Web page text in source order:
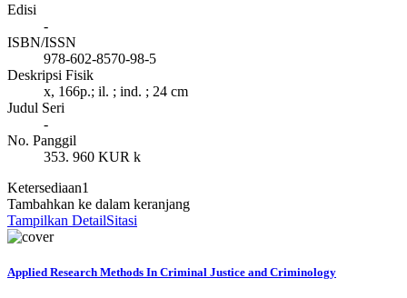
Edisi
-
ISBN/ISSN
978-602-8570-98-5
Deskripsi Fisik
x, 166p.; il. ; ind. ; 24 cm
Judul Seri
-
No. Panggil
353. 960 KUR k
Ketersediaan1
Tambahkan ke dalam keranjang
Tampilkan DetailSitasi
Applied Research Methods In Criminal Justice and Criminology